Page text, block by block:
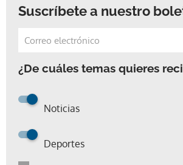
Suscríbete a nuestro
¿De cuáles temas quieres
Noticias
Deportes